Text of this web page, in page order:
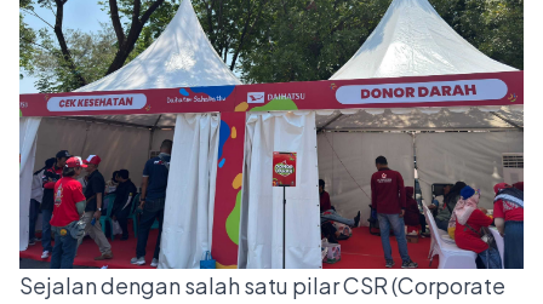
Sejalan dengan salah satu pilar CSR (Corporate